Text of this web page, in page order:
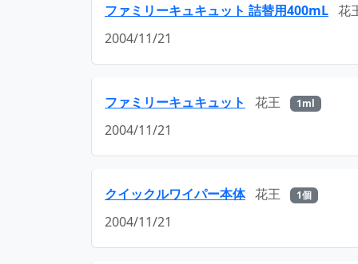
ファミリーキュキュット 詰替用400mL 花
2004/11/21
ファミリーキュキュット 花王 1ml
2004/11/21
クイックルワイパー本体 花王 1個
2004/11/21